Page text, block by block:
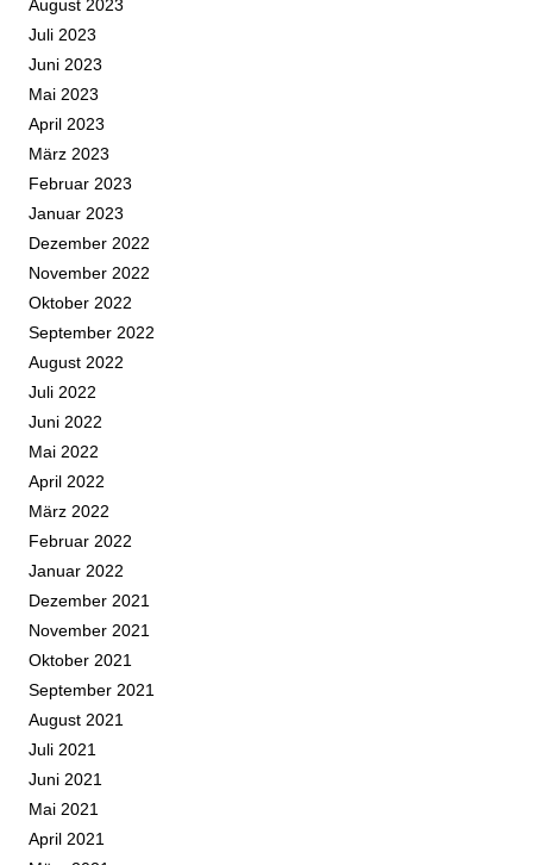
August 2023
Juli 2023
Juni 2023
Mai 2023
April 2023
März 2023
Februar 2023
Januar 2023
Dezember 2022
November 2022
Oktober 2022
September 2022
August 2022
Juli 2022
Juni 2022
Mai 2022
April 2022
März 2022
Februar 2022
Januar 2022
Dezember 2021
November 2021
Oktober 2021
September 2021
August 2021
Juli 2021
Juni 2021
Mai 2021
April 2021